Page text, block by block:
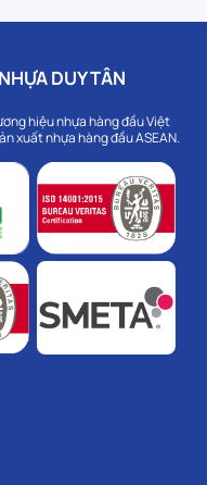
DUY TÂN
hiệu nhựa hàng đầu Việt
xuất nhựa hàng đầu ASEAN.